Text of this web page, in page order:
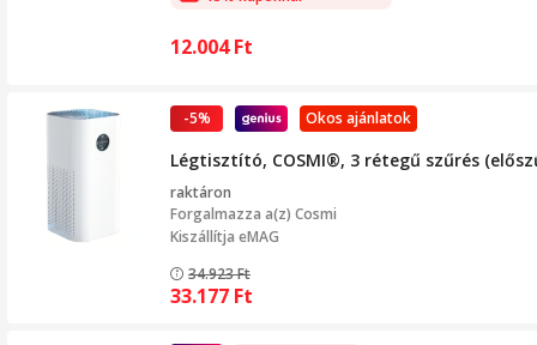
12.004Ft
Okos ajánlatok
-5%
Légtisztító, COSMI®, 3 rétegű szűrés
raktáron
Forgalmazza a(z) Cosmi
Kiszállítja eMAG
34.923Ft
33.177 Ft